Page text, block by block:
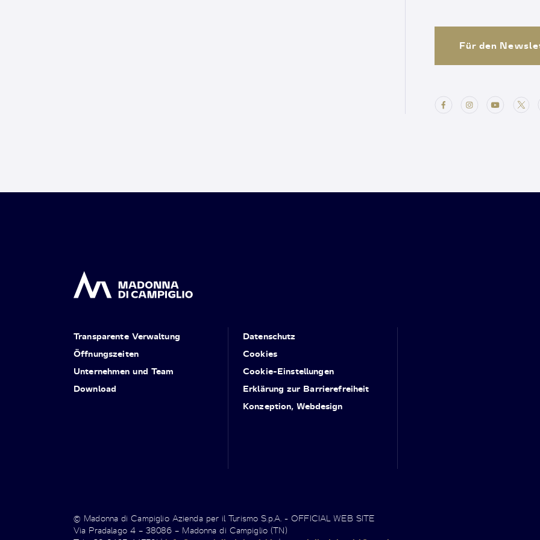
Für den
Transparente Verwaltung
Öffnungszeiten
Unternehmen und Team
Download
Datenschutz
Cookies
Cookie-Einstellungen
Erklärung zur Barrierefreiheit
Konzeption, Webdesign
© Madonna di Campiglio Azienda per il Turismo S.p.A. - OFFICIAL WEB SITE
Via Pradalago 4 – 38086 – Madonna di Campiglio (TN)